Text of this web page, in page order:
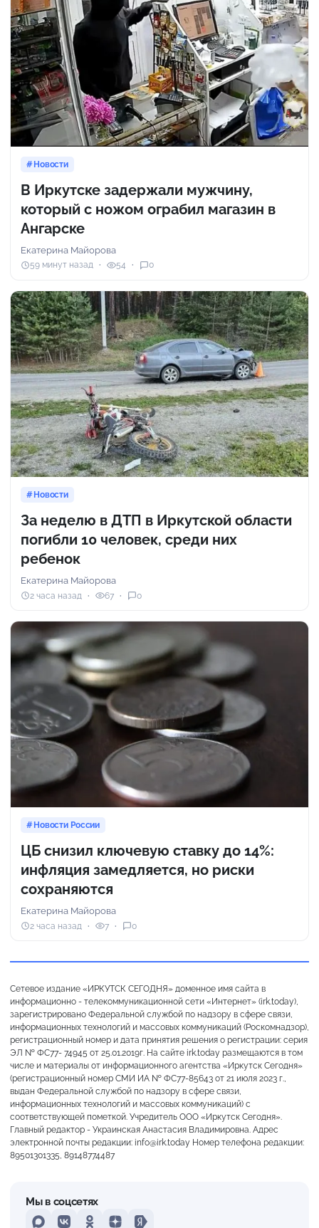
Новости
В Иркутске задержали мужчину,
который с ножом ограбил магазин в
Ангарске
Екатерина Майорова
59 минут назад 54 0
Новости
За неделю в ДТП в Иркутской области
погибли 10 человек, среди них
ребенок
Екатерина Майорова
2 часа назад 67 0
Новости России
ЦБ снизил ключевую ставку до 14%:
инфляция замедляется, но риски
сохраняются
Екатерина Майорова
2 часа назад 7 0
Сетевое издание «ИРКУТСК СЕГОДНЯ» доменное имя сайта в
информационно - телекоммуникационной сети «Интернет» (irk.today),
зарегистрировано Федеральной службой по надзору в сфере связи,
информационных технологий и массовых коммуникаций (Роскомнадзор),
регистрационный номер и дата принятия решения о регистрации: серия
ЭЛ № ФС77- 74945 от 25.01.2019г. На сайте irk.today размещаются в том
числе и материалы от информационного агентства «Иркутск Сегодня»
(регистрационный номер СМИ ИА № ФС77-85643 от 21 июля 2023 г.,
выдан Федеральной службой по надзору в сфере связи,
информационных технологий и массовых коммуникаций) с
соответствующей пометкой. Учредитель ООО «Иркутск Сегодня».
Главный редактор - Украинская Анастасия Владимировна. Адрес
электронной почты редакции: info@irk.today Номер телефона редакции:
89501301335, 89148774487
Мы в соцсетях